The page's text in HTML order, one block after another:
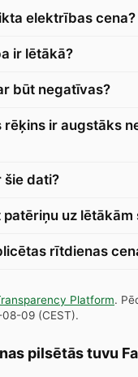
elektrības cena?
ir lētākā?
būt negatīvas?
rēķins ir augstāks
šie dati?
uz lētākām
rītdienas
Platform.
08-09 (CEST).
pilsētās tuvu